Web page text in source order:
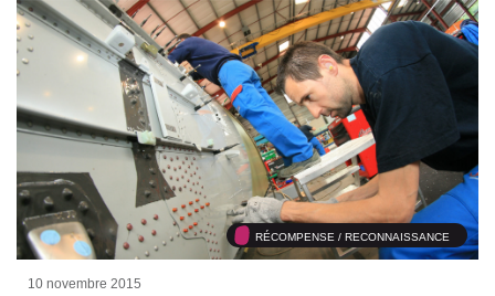
RÉCOMPENSE / RECONNAISSANCE
10 novembre 2015